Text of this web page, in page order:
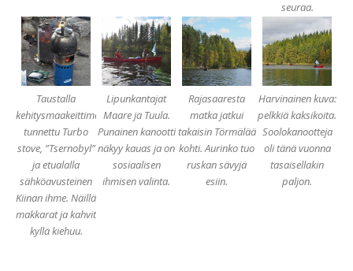
seuraa.
Taustalla
kehitysmaakeittimenäkin
tunnettu Turbo
stove, ”Tsernobyl”
ja etualalla
sähköavusteinen
Kiinan ihme. Näillä
makkarat ja kahvit
kyllä kiehuu.
Lipunkantajat
Maare ja Tuula.
Punainen kanootti
näkyy kauas ja on
sosiaalisen
ihmisen valinta.
Rajasaaresta
matka jatkui
takaisin Törmälää
kohti. Aurinko tuo
ruskan sävyjä
esiin.
Harvinainen kuva:
pelkkiä kaksikoita.
Soolokanootteja
oli tänä vuonna
tasaisellakin
paljon.